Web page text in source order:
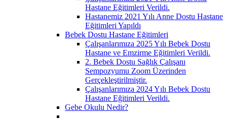
Hastane Eğitimleri Verildi.
Hastanemiz 2021 Yılı Anne Dostu Hastane
Eğitimleri Yapıldı
Bebek Dostu Hastane Eğitimleri
Çalışanlarımıza 2025 Yılı Bebek Dostu
Hastane ve Emzirme Eğitimleri Verildi.
2. Bebek Dostu Sağlık Çalışanı
Sempozyumu Zoom Üzerinden
Gerçekleştirilmiştir.
Çalışanlarımıza 2024 Yılı Bebek Dostu
Hastane Eğitimleri Verildi.
Gebe Okulu Nedir?